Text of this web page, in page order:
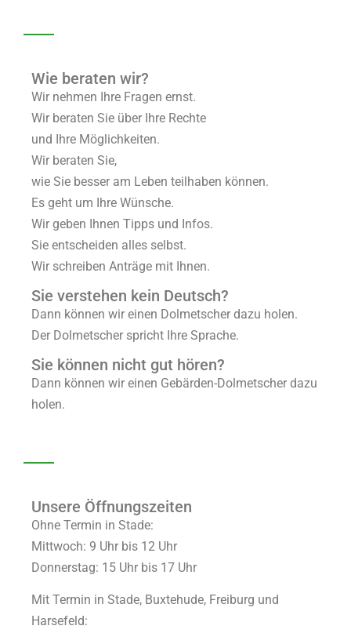
Wie beraten wir?
Wir nehmen Ihre Fragen ernst.
Wir beraten Sie über Ihre Rechte
und Ihre Möglichkeiten.
Wir beraten Sie,
wie Sie besser am Leben teilhaben können.
Es geht um Ihre Wünsche.
Wir geben Ihnen Tipps und Infos.
Sie entscheiden alles selbst.
Wir schreiben Anträge mit Ihnen.
Sie verstehen kein Deutsch?
Dann können wir einen Dolmetscher dazu holen.
Der Dolmetscher spricht Ihre Sprache.
Sie können nicht gut hören?
Dann können wir einen Gebärden-Dolmetscher dazu
holen.
Unsere Öffnungszeiten
Ohne Termin in Stade:
Mittwoch: 9 Uhr bis 12 Uhr
Donnerstag: 15 Uhr bis 17 Uhr
Mit Termin in Stade, Buxtehude, Freiburg und
Harsefeld: